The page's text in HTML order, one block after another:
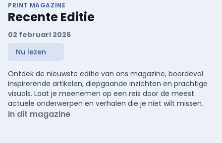
PRINT MAGAZINE
Recente Editie
02 februari 2026
Nu lezen
Ontdek de nieuwste editie van ons magazine, boordevol
inspirerende artikelen, diepgaande inzichten en prachtige
visuals. Laat je meenemen op een reis door de meest
actuele onderwerpen en verhalen die je niet wilt missen.
In dit magazine